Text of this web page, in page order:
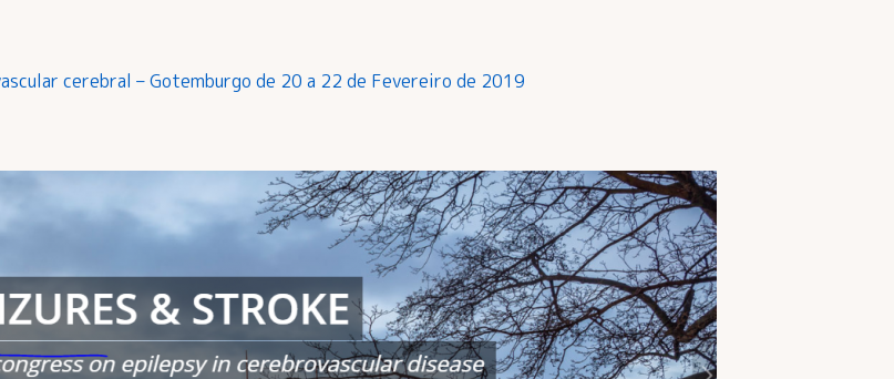
cerebral – Gotemburgo de 20 a 22 de Fevereiro de 2019